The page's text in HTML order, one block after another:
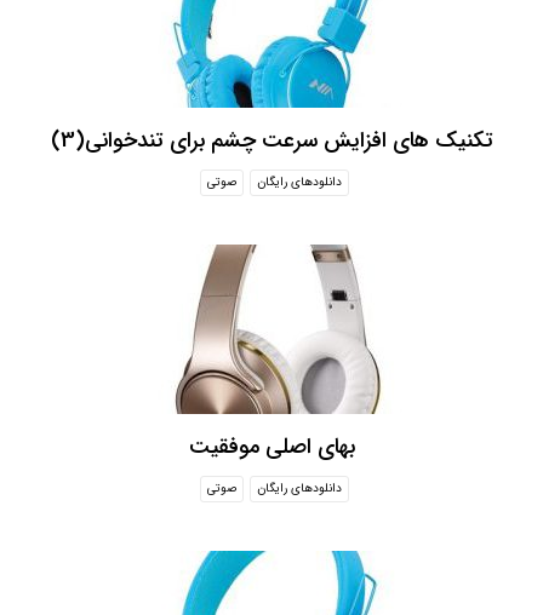
تکنیک های افزایش سرعت چشم برای تندخوانی(3)
دانلودهای رایگان صوتی
بهای اصلی موفقیت
دانلودهای رایگان صوتی